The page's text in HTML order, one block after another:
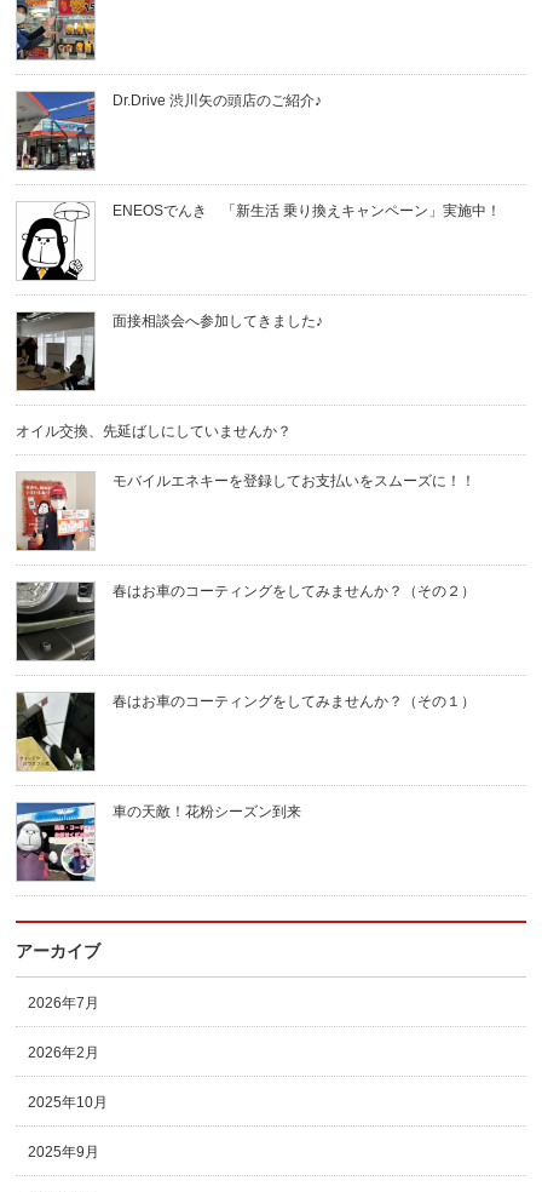
Dr.Drive 渋川矢の頭店のご紹介♪
ENEOSでんき 「新生活 乗り換えキャンペーン」実施中！
面接相談会へ参加してきました♪
オイル交換、先延ばしにしていませんか？
モバイルエネキーを登録してお支払いをスムーズに！！
春はお車のコーティングをしてみませんか？（その２）
春はお車のコーティングをしてみませんか？（その１）
車の天敵！花粉シーズン到来
アーカイブ
2026年7月
2026年2月
2025年10月
2025年9月